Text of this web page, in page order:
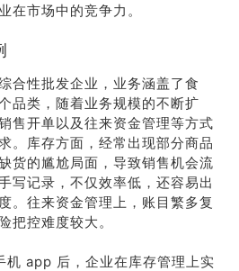
在市场中的竞争力。
合性批发企业，业务涵盖了食
品类，随着业务规模的不断扩
售开单以及往来资金管理等方式
。库存方面，经常出现部分商品
货的尴尬局面，导致销售机会流
写记录，不仅效率低，还容易出
。往来资金管理上，账目繁多复
把控难度较大。
机 app 后，企业在库存管理上实